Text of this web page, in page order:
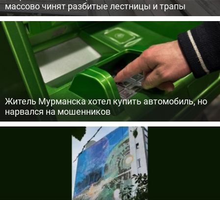
массово чинят разбитые лестницы и трапы
Житель Мурманска хотел купить автомобиль, но
нарвался на мошенников